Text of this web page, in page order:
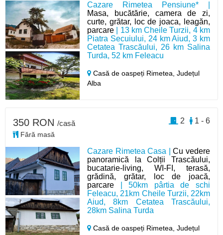
Cazare Rimetea Pensiune* |
Masa, bucătărie, camera de zi,
curte, grătar, loc de joaca, leagăn,
parcare | 13 km Cheile Turzii, 4 km
Piatra Secuiului, 24 km Aiud, 3 km
Cetatea Trascăului, 26 km Salina
Turda, 52 km Feleacu
Casă de oaspeți Rimetea,Județul
Alba
Cazare Rimetea Casa |Cu vedere
panoramică la Colții Trascăului,
bucatarie-living, WI-FI, terasă,
grădină, grătar, loc de joacă,
parcare | 50km pârtia de schi
Feleacu, 21km Cheile Turzii, 22km
Aiud, 8km Cetatea Trascăului,
28km Salina Turda
Casă de oaspeți Rimetea,Județul
350 RON /casă
Fără masă
1 - 6
2